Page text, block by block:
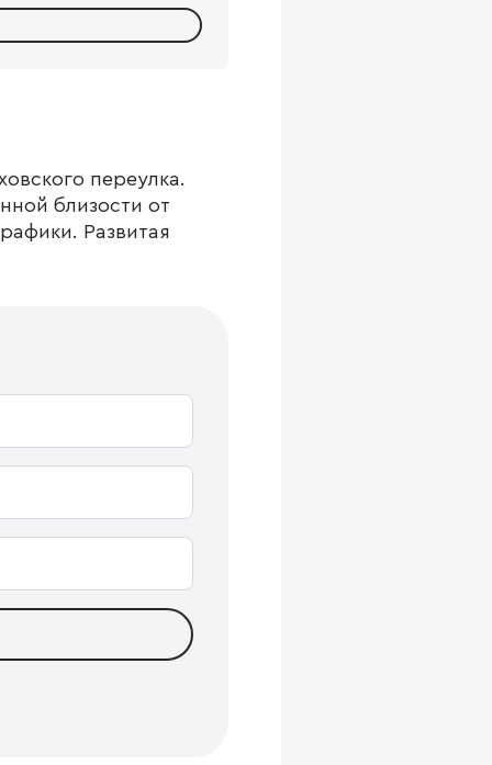
переулка.
близости от
Развитая